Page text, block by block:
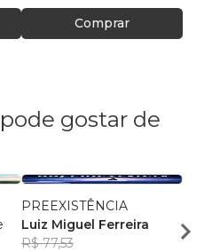
Comprar
gostar de
PREEXISTÊNCIA
Luiz Miguel Ferreira
R$ 77,53
R$